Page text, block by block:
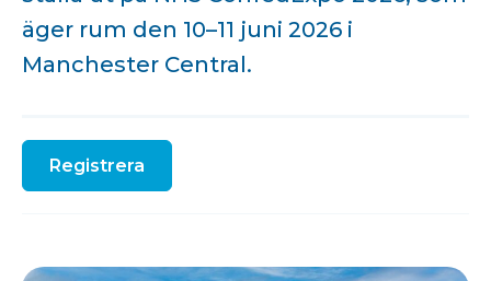
äger rum den 10–11 juni 2026 i
Manchester Central.
Registrera